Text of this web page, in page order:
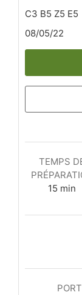
C3 B5 Z5 E5
08/05/22
TEMPS
15 min